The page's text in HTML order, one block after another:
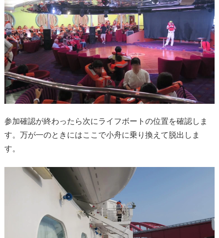
参加確認が終わったら次にライフボートの位置を確認しま
す。万が一のときにはここで小舟に乗り換えて脱出しま
す。